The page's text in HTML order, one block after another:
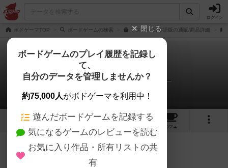
ログイン
ボドゲーマTOP ボードゲームの検索 アズール 日本語版の通販/商品詳細
アズール
んぎょ@めめめのアトリエさんのレビュー
33 7 93
カフェ
299名 2名 0 6年以上前
閉じる
ボードゲームのプレイ履歴を記録し
て、
自分のデータを管理しませんか？
約75,000人がボドゲーマを利用中！
遊んだボードゲームを記録する
気になるゲームのレビューを読む
お気に入り作品・所有リストの共
有